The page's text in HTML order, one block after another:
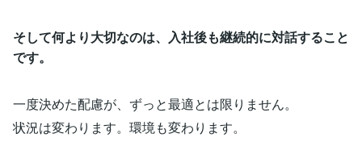
そして何より大切なのは、入社後も継続的に対話すること
です。
一度決めた配慮が、ずっと最適とは限りません。
状況は変わります。環境も変わります。